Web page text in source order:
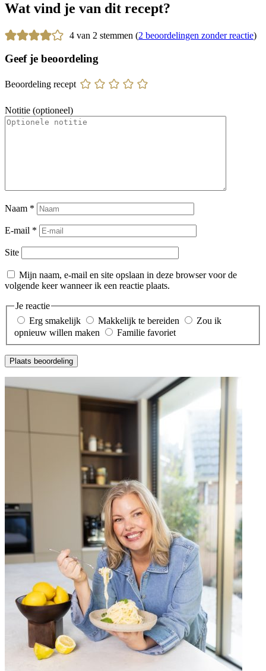
Wat vind je van dit recept?
4 van 2 stemmen (2 beoordelingen zonder reactie)
Geef je beoordeling
Beoordeling recept
Notitie (optioneel)
Naam *
E-mail *
Site
Mijn naam, e-mail en site opslaan in deze browser voor de
volgende keer wanneer ik een reactie plaats.
Je reactie
Erg smakelijk
Makkelijk te bereiden
Zou ik
opnieuw willen maken
Familie favoriet
Plaats beoordeling